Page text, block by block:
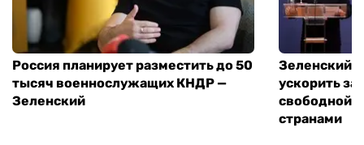
Россия планирует разместить до 50
тысяч военнослужащих КНДР —
Зеленский
Зеленский
ускорить
свободной
странами